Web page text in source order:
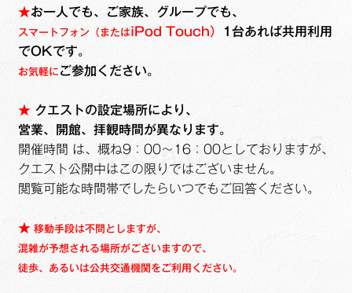
★お一人でも、ご家族、グループでも、
スマートフォン（またはi Pod Touch）
1台あれば共用利用
でOKです。
お気軽に ご参加ください。
★クエストの設定場所により、
営業、開館、拝観時間が異なります。
開催時間 は、概ね9：00～16：00としておりますが、
クエスト公開中はこの限りではございません。
閲覧可能な時間帯でしたらいつでもご回答ください。
★移動手段は不問としますが、
混雑が予想される場所がございますので、
徒歩、あるいは公共交通機関をご利用ください。